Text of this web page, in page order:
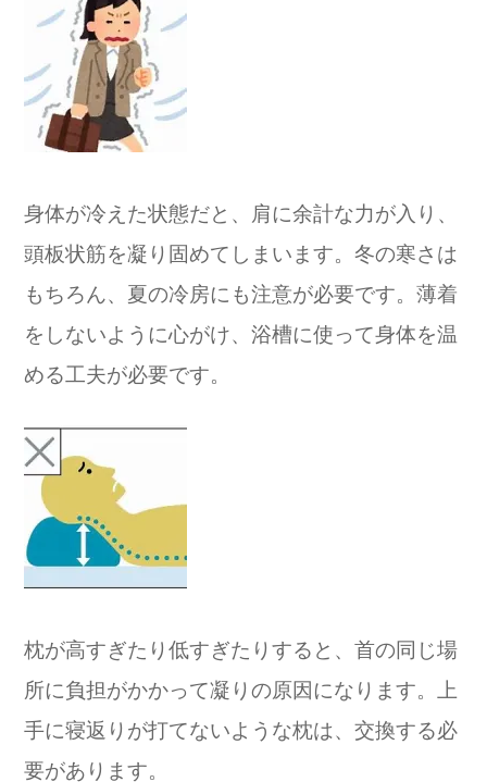
身体が冷えた状態だと、肩に余計な力が入り、
頭板状筋を凝り固めてしまいます。冬の寒さは
もちろん、夏の冷房にも注意が必要です。薄着
をしないように心がけ、浴槽に使って身体を温
める工夫が必要です。
枕が高すぎたり低すぎたりすると、首の同じ場
所に負担がかかって凝りの原因になります。上
手に寝返りが打てないような枕は、交換する必
要があります。